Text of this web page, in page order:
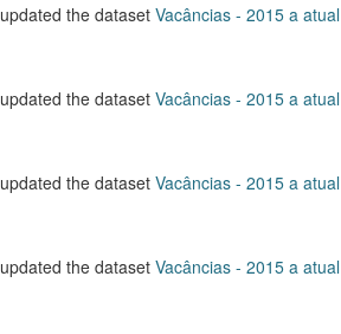
updated the dataset Vacâncias - 2015 a atual
updated the dataset Vacâncias - 2015 a atual
updated the dataset Vacâncias - 2015 a atual
updated the dataset Vacâncias - 2015 a atual